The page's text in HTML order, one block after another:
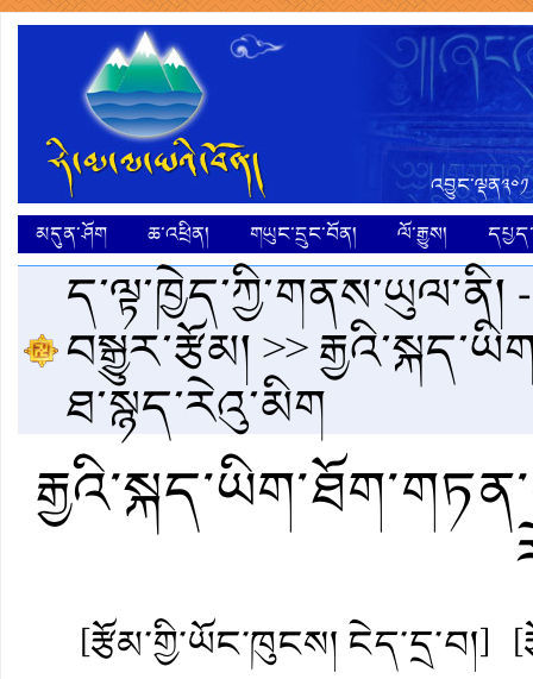
མདུན་ཤོག
ཆ་འཕྲིན། གཡུང་དྲུང་བོན། ལོ་རྒྱུས།
ད་ལྟ་ཁྱེད་ཀྱི་གནས་ཡུལ་ནི།
བསྒྱུར་རྩོམ།>>
ཐ་སྙད་རེའུ་མིག
[རྩོམ་གྱི་ཡོང་ཁུངས། ངེད་དྲ་བ།]